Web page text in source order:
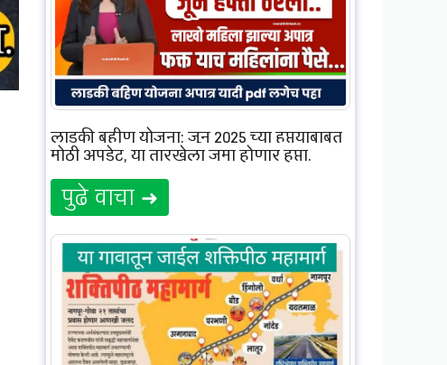
लाडकी बहीण योजना: जून 2025 च्या हप्त्याबाबत
मोठी अपडेट, या तारखेला जमा होणार हप्ता.
पुढे वाचा ➜